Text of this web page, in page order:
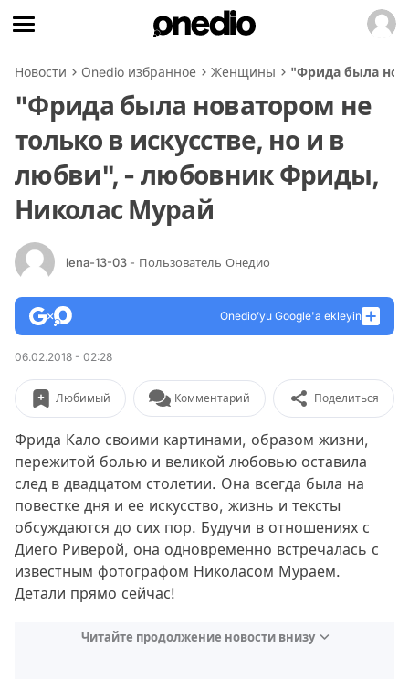
Новости Onedio избранное Женщины "Фрида была
"Фрида была новатором не
только в искусстве, но и в
любви", - любовник Фриды,
Николас Мурай
lena-13-03 - Пользователь Онедио
Onedio’yu Google'a ekleyin
06.02.2018 - 02:28
Любимый Комментарий Поделиться
Фрида Кало своими картинами, образом жизни,
пережитой болью и великой любовью оставила
след в двадцатом столетии. Она всегда была на
повестке дня и ее искусство, жизнь и тексты
обсуждаются до сих пор. Будучи в отношениях с
Диего Риверой, она одновременно встречалась с
известным фотографом Николасом Мураем.
Детали прямо сейчас!
Читайте продолжение новости внизу